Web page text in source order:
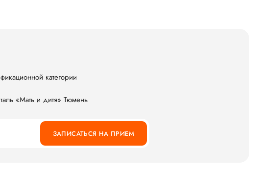
категории
«Мать и дитя» Тюмень
ЗАПИСАТЬСЯ НА ПРИЕМ